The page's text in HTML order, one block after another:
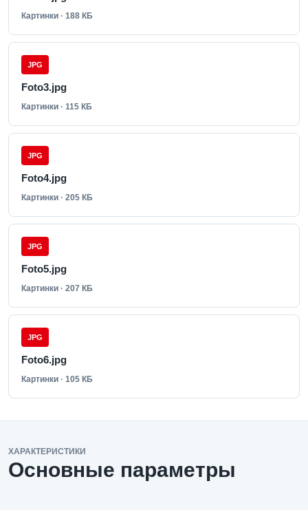
Картинки · 188 КБ
JPG
Foto3.jpg
Картинки · 115 КБ
JPG
Foto4.jpg
Картинки · 205 КБ
JPG
Foto5.jpg
Картинки · 207 КБ
JPG
Foto6.jpg
Картинки · 105 КБ
ХАРАКТЕРИСТИКИ
Основные параметры